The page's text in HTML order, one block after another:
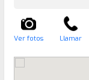
Ver fotos Llamar